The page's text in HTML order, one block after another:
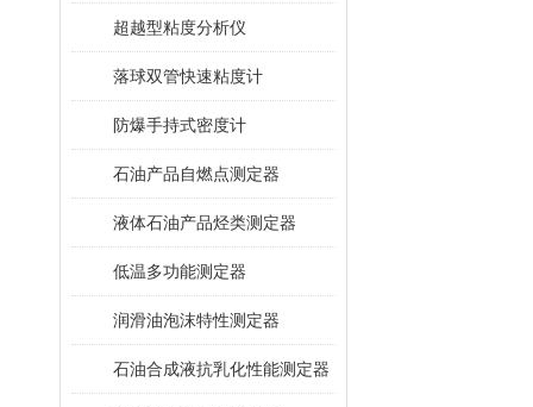
超越型粘度分析仪
落球双管快速粘度计
防爆手持式密度计
石油产品自燃点测定器
液体石油产品烃类测定器
低温多功能测定器
润滑油泡沫特性测定器
石油合成液抗乳化性能测定器